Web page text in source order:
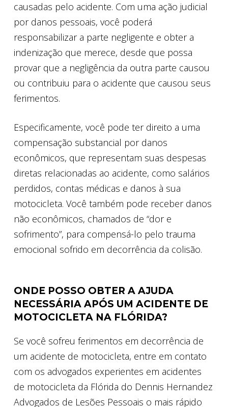
causadas pelo acidente. Com uma ação judicial
por danos pessoais, você poderá
responsabilizar a parte negligente e obter a
indenização que merece, desde que possa
provar que a negligência da outra parte causou
ou contribuiu para o acidente que causou seus
ferimentos.
Especificamente, você pode ter direito a uma
compensação substancial por danos
econômicos, que representam suas despesas
diretas relacionadas ao acidente, como salários
perdidos, contas médicas e danos à sua
motocicleta. Você também pode receber danos
não econômicos, chamados de “dor e
sofrimento”, para compensá-lo pelo trauma
emocional sofrido em decorrência da colisão.
ONDE POSSO OBTER A AJUDA
NECESSÁRIA APÓS UM ACIDENTE DE
MOTOCICLETA NA FLÓRIDA?
Se você sofreu ferimentos em decorrência de
um acidente de motocicleta, entre em contato
com os advogados experientes em acidentes
de motocicleta da Flórida do Dennis Hernandez
Advogados de Lesões Pessoais o mais rápido